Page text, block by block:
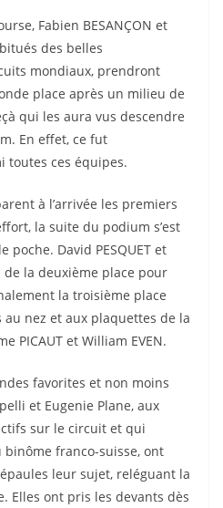
Fabien BESANÇON et
des belles
mondiaux, prendront
place après un milieu de
qui les aura vus descendre
En effet, ce fut
toutes ces équipes.
à l’arrivée les premiers
la suite du podium s’est
David PESQUET et
de la deuxième place pour
la troisième place
nez et aux plaquettes de la
PICAUT et William EVEN.
favorites et non moins
et Eugenie Plane, aux
sur le circuit et qui
franco-suisse, ont
leur sujet, reléguant la
Elles ont pris les devants dès